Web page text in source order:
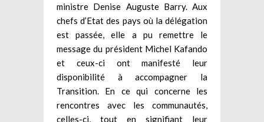
ministre Denise Auguste Barry. Aux
chefs d’Etat des pays où la délégation
est passée, elle a pu remettre le
message du président Michel Kafando
et ceux-ci ont manifesté leur
disponibilité à accompagner la
Transition. En ce qui concerne les
rencontres avec les communautés,
celles-ci, tout en signifiant leur